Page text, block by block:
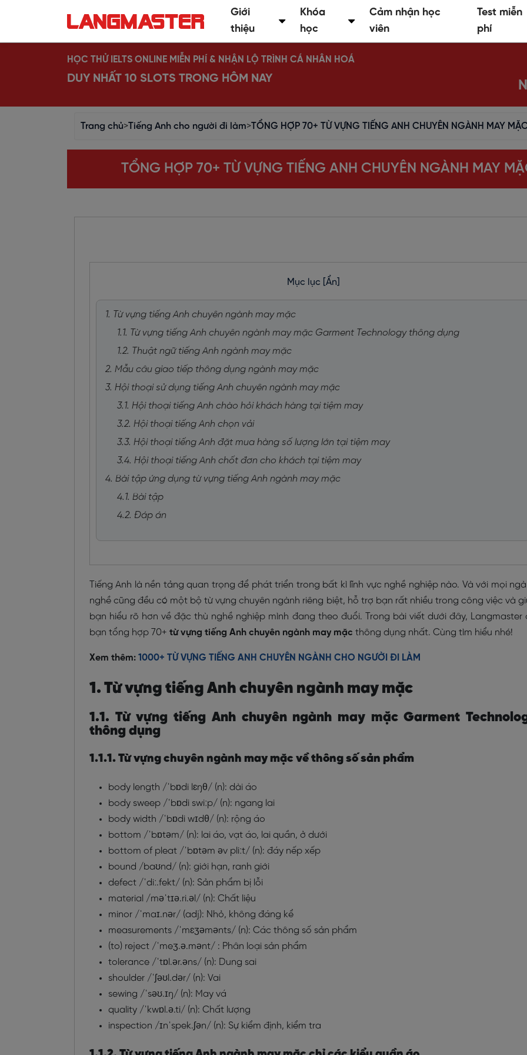
Giới
thiệu
Khóa
học
Cảm nhận học
viên
Test miễn
phí
HỌC THỬ IELTS ONLINE MIỄN PHÍ & NHẬN LỘ TRÌNH CÁ NHÂN HOÁ
DUY NHẤT 10 SLOTS TRONG HÔM NAY
Trang chủ>Tiếng Anh cho người đi làm>TỔNG HỢP 70+ TỪ VỰNG TIẾNG ANH CHUYÊN NGÀNH MAY
TỔNG HỢP 70+ TỪ VỰNG TIẾNG ANH CHUYÊN NGÀNH MAY
Mục lục [Ẩn]
1. Từ vựng tiếng Anh chuyên ngành may mặc
1.1. Từ vựng tiếng Anh chuyên ngành may mặc Garment Technology thông dụng
1.2. Thuật ngữ tiếng Anh ngành may mặc
2. Mẫu câu giao tiếp thông dụng ngành may mặc
3. Hội thoại sử dụng tiếng Anh chuyên ngành may mặc
3.1. Hội thoại tiếng Anh chào hỏi khách hàng tại tiệm may
3.2. Hội thoại tiếng Anh chọn vải
3.3. Hội thoại tiếng Anh đặt mua hàng số lượng lớn tại tiệm may
3.4. Hội thoại tiếng Anh chốt đơn cho khách tại tiệm may
4. Bài tập ứng dụng từ vựng tiếng Anh ngành may mặc
4.1. Bài tập
4.2. Đáp án
Tiếng Anh là nền tảng quan trọng để phát triển trong bất kì lĩnh vực nghề nghiệp nào. Và với mọi
nghề cũng đều có một bộ từ vựng chuyên ngành riêng biệt, hỗ trợ bạn rất nhiều trong công việc và
bạn hiểu rõ hơn về đặc thù nghề nghiệp mình đang theo đuổi. Trong bài viết dưới đây, Langmaster
bạn tổng hợp 70+ từ vựng tiếng Anh chuyên ngành may mặc thông dụng nhất. Cùng tìm hiểu nhé!
Xem thêm: 1000+ TỪ VỰNG TIẾNG ANH CHUYÊN NGÀNH CHO NGƯỜI ĐI LÀM
1. Từ vựng tiếng Anh chuyên ngành may mặc
1.1. Từ vựng tiếng Anh chuyên ngành may mặc Garment
thông dụng
1.1.1. Từ vựng chuyên ngành may mặc về thông số sản phẩm
body length /ˈbɒdi lɛŋθ/ (n): dài áo
body sweep /ˈbɒdi swiːp/ (n): ngang lai
body width /ˈbɒdi wɪdθ/ (n): rộng áo
bottom /ˈbɒtəm/ (n): lai áo, vạt áo, lai quần, ở dưới
bottom of pleat /ˈbɒtəm əv pliːt/ (n): đáy nếp xếp
bound /baʊnd/ (n): giới hạn, ranh giới
defect /ˈdiː.fekt/ (n): Sản phẩm bị lỗi
material /məˈtɪə.ri.əl/ (n): Chất liệu
minor /ˈmaɪ.nər/ (adj): Nhỏ, không đáng kể
measurements /ˈmɛʒəmənts/ (n): Các thông số sản phẩm
(to) reject /ˈmeʒ.ə.mənt/ : Phân loại sản phẩm
tolerance /ˈtɒl.ər.əns/ (n): Dung sai
shoulder /ˈʃəʊl.dər/ (n): Vai
sewing /ˈsəʊ.ɪŋ/ (n): May vá
quality /ˈkwɒl.ə.ti/ (n): Chất lượng
inspection /ɪnˈspek.ʃən/ (n): Sự kiểm định, kiểm tra